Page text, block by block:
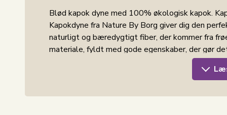
Blød kapok dyne med 100% økologisk kapok.
Kapokdyne fra Nature By Borg giver dig den
naturligt og bæredygtigt fiber, der kommer fra
materiale, fyldt med gode egenskaber, der gør
Kapok er naturligt temperaturregulerende, så
er varmt. Det er også åndbart og leder fugt væk